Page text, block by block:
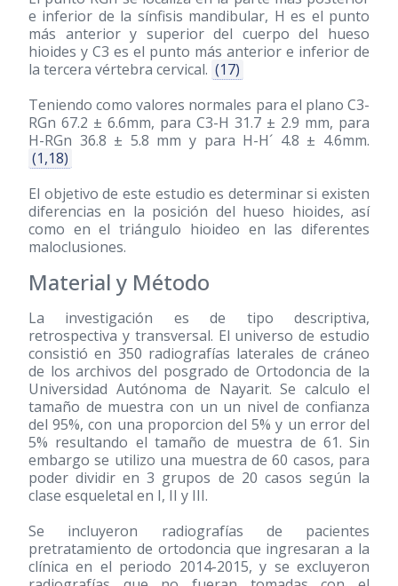
e inferior de la sínfisis mandibular, H es el punto
más anterior y superior del cuerpo del hueso
hioides y C3 es el punto más anterior e inferior de
la tercera vértebra cervical. (17)
Teniendo como valores normales para el plano C3-
RGn 67.2 ± 6.6mm, para C3-H 31.7 ± 2.9 mm, para
H-RGn 36.8 ± 5.8 mm y para H-H´ 4.8 ± 4.6mm.
(1,18)
El objetivo de este estudio es determinar si existen
diferencias en la posición del hueso hioides, así
como en el triángulo hioideo en las diferentes
maloclusiones.
Material y Método
La investigación es de tipo descriptiva,
retrospectiva y transversal. El universo de estudio
consistió en 350 radiografías laterales de cráneo
de los archivos del posgrado de Ortodoncia de la
Universidad Autónoma de Nayarit. Se calculo el
tamaño de muestra con un un nivel de confianza
del 95%, con una proporcion del 5% y un error del
5% resultando el tamaño de muestra de 61. Sin
embargo se utilizo una muestra de 60 casos, para
poder dividir en 3 grupos de 20 casos según la
clase esqueletal en I, II y III.
Se incluyeron radiografías de pacientes
pretratamiento de ortodoncia que ingresaran a la
clínica en el periodo 2014-2015, y se excluyeron